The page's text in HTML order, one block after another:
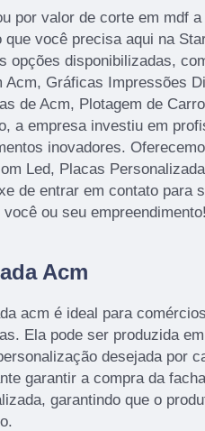
por valor de corte em mdf
que você precisa aqui na
opções disponibilizadas,
Acm, Gráficas Impressões
de Acm, Plotagem de
a empresa investiu em
inovadores.
Led, Placas
de entrar em contato para
você ou seu empreendimento!
Acm
acm é ideal para
Ela pode ser produzida
desejada por
garantir a compra da
garantindo que o